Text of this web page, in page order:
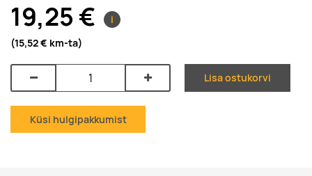
19,25 €
i
(15,52 € km-ta)
Lisa ostukorvi
Küsi hulgipakkumist